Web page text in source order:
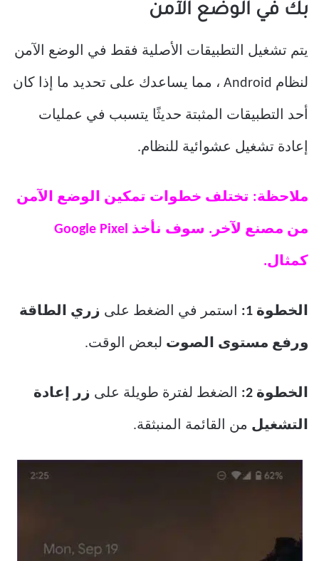
بك في الوضع الآمن
يتم تشغيل التطبيقات الأصلية فقط في الوضع الآمن
لنظام Android ، مما يساعدك على تحديد ما إذا كان
أحد التطبيقات المثبتة حديثًا يتسبب في عمليات
إعادة تشغيل عشوائية للنظام.
ملاحظة: تختلف خطوات تمكين الوضع الآمن
من مصنع لآخر. سوف نأخذ Google Pixel
كمثال.
الخطوة 1: استمر في الضغط على زري الطاقة
ورفع مستوى الصوت لبعض الوقت.
الخطوة 2: الضغط لفترة طويلة على زر إعادة
التشغيل من القائمة المنبثقة.